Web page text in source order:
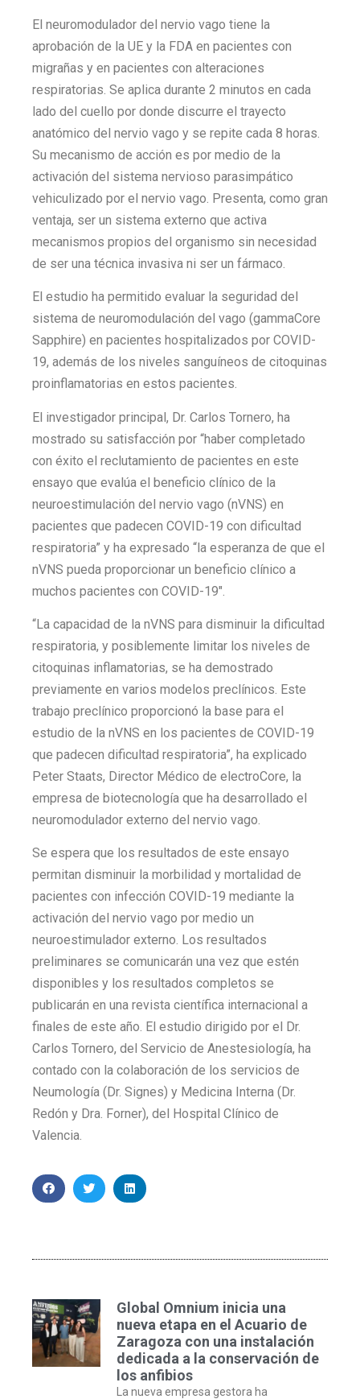
El neuromodulador del nervio vago tiene la
aprobación de la UE y la FDA en pacientes con
migrañas y en pacientes con alteraciones
respiratorias. Se aplica durante 2 minutos en cada
lado del cuello por donde discurre el trayecto
anatómico del nervio vago y se repite cada 8 horas.
Su mecanismo de acción es por medio de la
activación del sistema nervioso parasimpático
vehiculizado por el nervio vago. Presenta, como gran
ventaja, ser un sistema externo que activa
mecanismos propios del organismo sin necesidad
de ser una técnica invasiva ni ser un fármaco.
El estudio ha permitido evaluar la seguridad del
sistema de neuromodulación del vago (gammaCore
Sapphire) en pacientes hospitalizados por COVID-
19, además de los niveles sanguíneos de citoquinas
proinflamatorias en estos pacientes.
El investigador principal, Dr. Carlos Tornero, ha
mostrado su satisfacción por “haber completado
con éxito el reclutamiento de pacientes en este
ensayo que evalúa el beneficio clínico de la
neuroestimulación del nervio vago (nVNS) en
pacientes que padecen COVID-19 con dificultad
respiratoria” y ha expresado “la esperanza de que el
nVNS pueda proporcionar un beneficio clínico a
muchos pacientes con COVID-19″.
“La capacidad de la nVNS para disminuir la dificultad
respiratoria, y posiblemente limitar los niveles de
citoquinas inflamatorias, se ha demostrado
previamente en varios modelos preclínicos. Este
trabajo preclínico proporcionó la base para el
estudio de la nVNS en los pacientes de COVID-19
que padecen dificultad respiratoria”, ha explicado
Peter Staats, Director Médico de electroCore, la
empresa de biotecnología que ha desarrollado el
neuromodulador externo del nervio vago.
Se espera que los resultados de este ensayo
permitan disminuir la morbilidad y mortalidad de
pacientes con infección COVID-19 mediante la
activación del nervio vago por medio un
neuroestimulador externo. Los resultados
preliminares se comunicarán una vez que estén
disponibles y los resultados completos se
publicarán en una revista científica internacional a
finales de este año. El estudio dirigido por el Dr.
Carlos Tornero, del Servicio de Anestesiología, ha
contado con la colaboración de los servicios de
Neumología (Dr. Signes) y Medicina Interna (Dr.
Redón y Dra. Forner), del Hospital Clínico de
Valencia.
Global Omnium inicia una
nueva etapa en el Acuario de
Zaragoza con una instalación
dedicada a la conservación de
los anfibios
La nueva empresa gestora ha